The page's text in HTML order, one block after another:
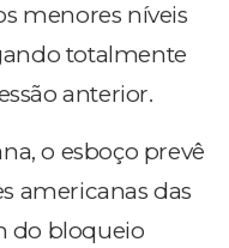
menores níveis
totalmente
anterior.
o esboço prevê
americanas das
do bloqueio